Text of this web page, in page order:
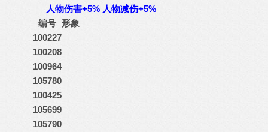
人物伤害+5% 人物减伤+5%
编号 形象
100227
100208
100964
105780
100425
105699
105790